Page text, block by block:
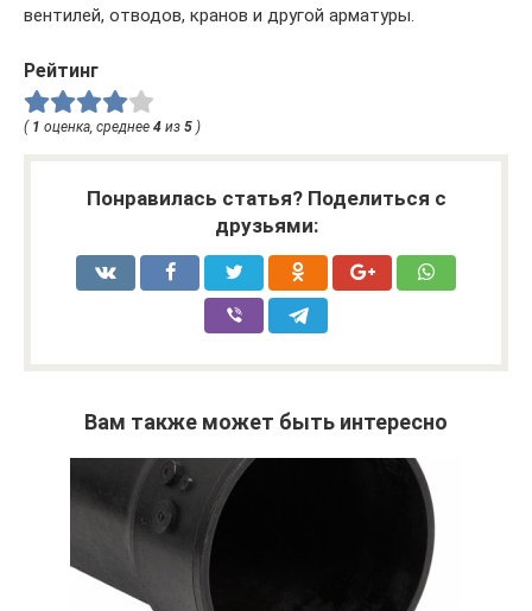
вентилей, отводов, кранов и другой арматуры.
Рейтинг
( 1 оценка, среднее 4 из 5 )
Понравилась статья? Поделиться с
друзьями:
Вам также может быть интересно